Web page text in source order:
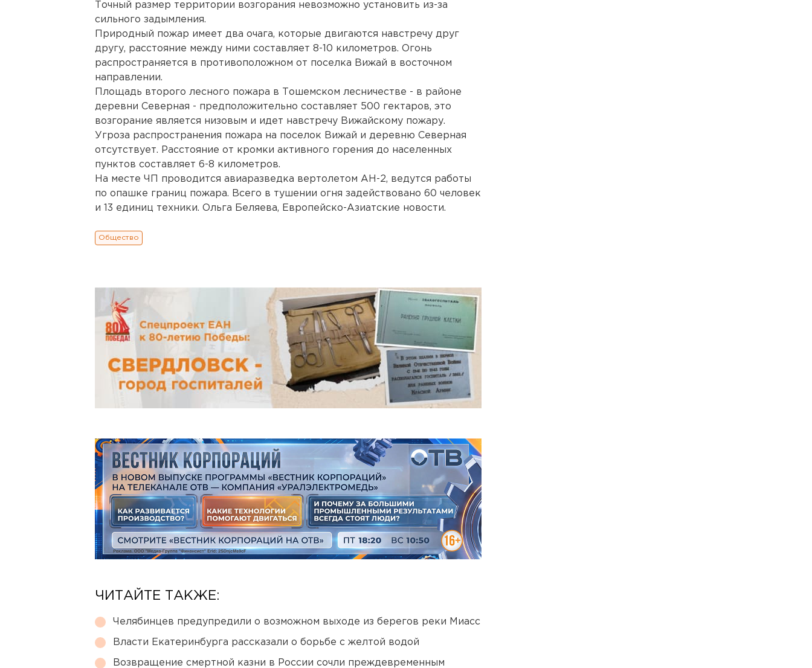
Точный размер территории возгорания невозможно установить из-за
сильного задымления.
Природный пожар имеет два очага, которые двигаются навстречу друг
другу, расстояние между ними составляет 8-10 километров. Огонь
распространяется в противоположном от поселка Вижай в восточном
направлении.
Площадь второго лесного пожара в Тошемском лесничестве - в районе
деревни Северная - предположительно составляет 500 гектаров, это
возгорание является низовым и идет навстречу Вижайскому пожару.
Угроза распространения пожара на поселок Вижай и деревню Северная
отсутствует. Расстояние от кромки активного горения до населенных
пунктов составляет 6-8 километров.
На месте ЧП проводится авиаразведка вертолетом АН-2, ведутся работы
по опашке границ пожара. Всего в тушении огня задействовано 60 человек
и 13 единиц техники. Ольга Беляева, Европейско-Азиатские новости.
Общество
ЧИТАЙТЕ ТАКЖЕ:
Челябинцев предупредили о возможном выходе из берегов реки Миасс
Власти Екатеринбурга рассказали о борьбе с желтой водой
Возвращение смертной казни в России сочли преждевременным